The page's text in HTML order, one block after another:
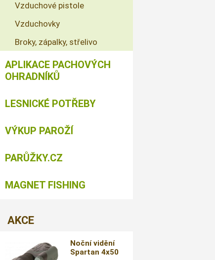
Vzduchové pistole
Vzduchovky
Broky, zápalky, střelivo
APLIKACE PACHOVÝCH
OHRADNÍKŮ
LESNICKÉ POTŘEBY
VÝKUP PAROŽÍ
PARŮŽKY.CZ
MAGNET FISHING
AKCE
Noční vidění
Spartan 4x50